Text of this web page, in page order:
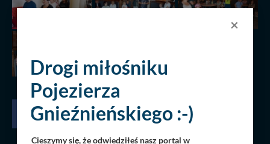
×
Drogi miłośniku
Pojezierza
Gnieźnieńskiego :-)
Cieszymy się, że odwiedziłeś nasz portal w